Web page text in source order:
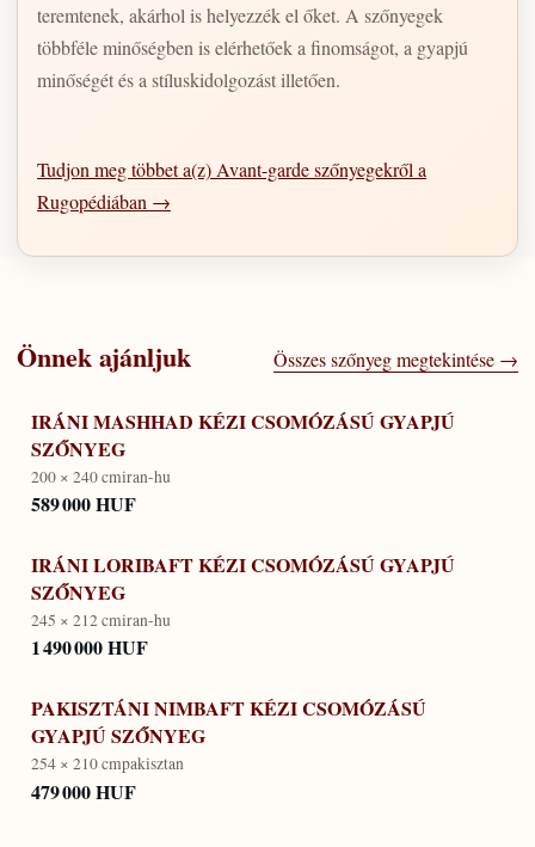
teremtenek, akárhol is helyezzék el őket. A szőnyegek
többféle minőségben is elérhetőek a finomságot, a gyapjú
minőségét és a stíluskidolgozást illetően.
Tudjon meg többet a(z) Avant-garde szőnyegekről a
Rugopédiában →
Önnek ajánljuk Összes szőnyeg megtekintése →
IRÁNI MASHHAD KÉZI CSOMÓZÁSÚ GYAPJÚ
SZŐNYEG
200 × 240 cmiran-hu
589 000 HUF
IRÁNI LORIBAFT KÉZI CSOMÓZÁSÚ GYAPJÚ
SZŐNYEG
245 × 212 cmiran-hu
1 490 000 HUF
PAKISZTÁNI NIMBAFT KÉZI CSOMÓZÁSÚ
GYAPJÚ SZŐNYEG
254 × 210 cmpakisztan
479 000 HUF